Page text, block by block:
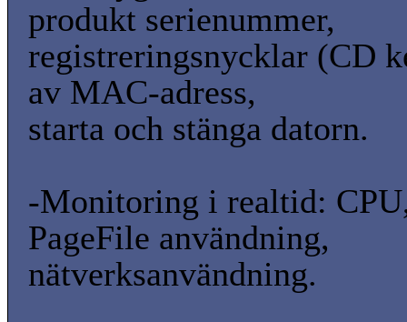
produkt serienummer,
registreringsnycklar (CD
av MAC-adress,
starta och stänga datorn.
-Monitoring i realtid:
PageFile användning,
nätverksanvändning.